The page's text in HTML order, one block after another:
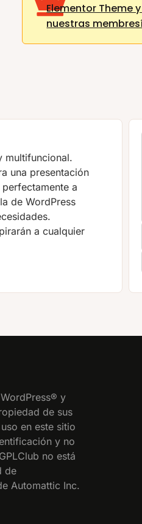
Elementor Theme
nuestras
multifuncional.
una presentación
a
de WordPress
a cualquier
y
de sus
en este sitio
y no
no está
de
Automattic Inc.